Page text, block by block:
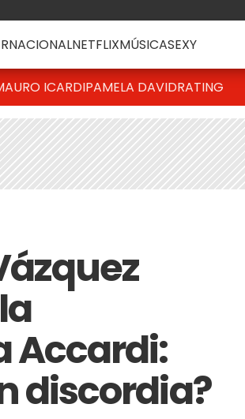
NETFLIXMÚSICASEXY
ICARDIPAMELA DAVIDRATING
Accardi:
discordia?